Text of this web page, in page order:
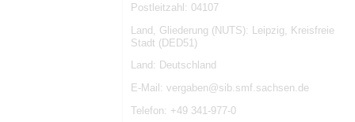
Postleitzahl: 04107
Land, Gliederung (NUTS): Leipzig, Kreisfreie
Stadt (DED51)
Land: Deutschland
E-Mail: vergaben@sib.smf.sachsen.de
Telefon: +49 341-977-0